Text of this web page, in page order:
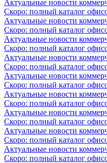
Актуальные новости
Скоро: полный каталог
Актуальные новости
Скоро: полный каталог
Актуальные новости
Скоро: полный каталог
Актуальные новости
Скоро: полный каталог
Актуальные новости
Скоро: полный каталог
Актуальные новости
Скоро: полный каталог
Актуальные новости
Скоро: полный каталог
Актуальные новости
Скоро: полный каталог
Актуальные новости
Скоро: полный каталог